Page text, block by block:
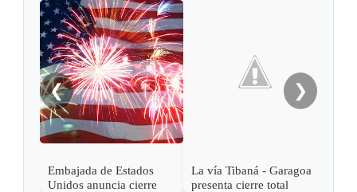
❮
Embajada de Estados
Unidos anuncia cierre
La vía Tibaná - Garagoa
presenta cierre total
❯